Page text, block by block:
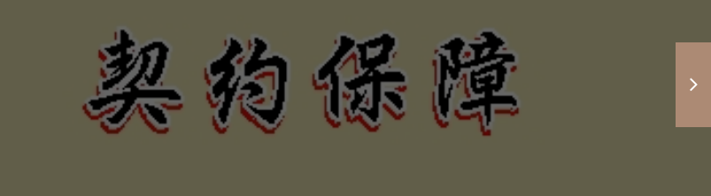
力、困難度高低與
否，定當竭盡心力